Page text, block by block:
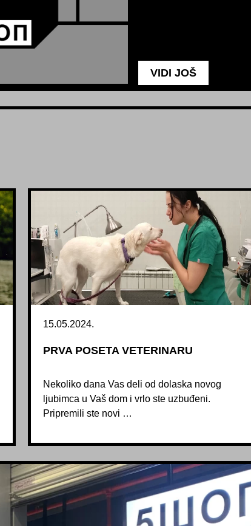
15.05.2024.
PRVA POSETA VETERINARU
Nekoliko dana Vas deli od dolaska novog
ljubimca u Vaš dom i vrlo ste uzbuđeni.
Pripremili ste novi …